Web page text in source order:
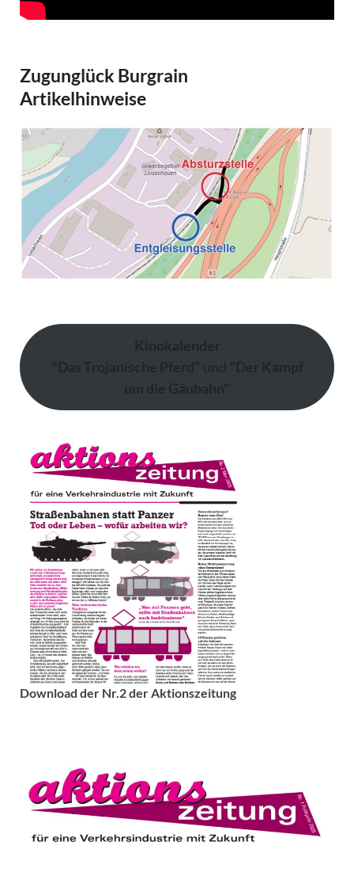
Zugunglück Burgrain
Artikelhinweise
Kinokalender
"Das Trojanische Pferd" und "Der Kampf
um die Gäubahn"
Download der Nr.2 der Aktionszeitung